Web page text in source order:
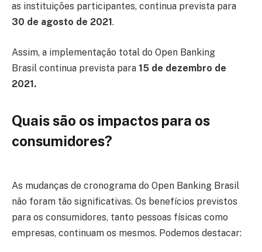
as instituições participantes, continua prevista para
30 de agosto de 2021.
Assim, a implementação total do Open Banking
Brasil continua prevista para 15 de dezembro de
2021.
Quais são os impactos para os
consumidores?
As mudanças de cronograma do Open Banking Brasil
não foram tão significativas. Os benefícios previstos
para os consumidores, tanto pessoas físicas como
empresas, continuam os mesmos. Podemos destacar: